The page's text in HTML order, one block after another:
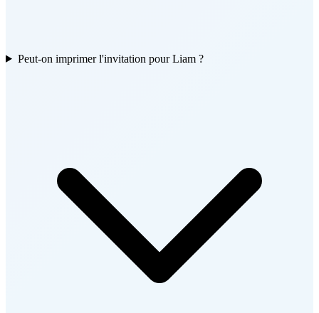
Peut-on imprimer l'invitation pour Liam ?